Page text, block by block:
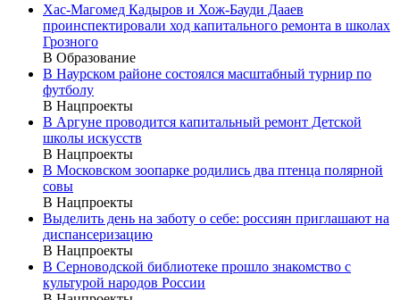
Хас-Магомед Кадыров и Хож-Бауди Дааев
проинспектировали ход капитального ремонта в школах
Грозного
В Образование
В Наурском районе состоялся масштабный турнир по
футболу
В Нацпроекты
В Аргуне проводится капитальный ремонт Детской
школы искусств
В Нацпроекты
В Московском зоопарке родились два птенца полярной
совы
В Нацпроекты
Выделить день на заботу о себе: россиян приглашают на
диспансеризацию
В Нацпроекты
В Серноводской библиотеке прошло знакомство с
культурой народов России